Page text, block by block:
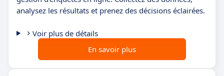
analysez les résultats et prenez des décisions éclairées.
Voir plus de détails
En savoir plus